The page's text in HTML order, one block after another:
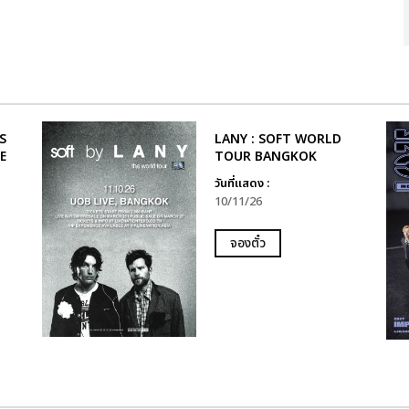
LANY : SOFT WORLD
TOUR BANGKOK
วันที่แสดง :
10/11/26
จองตั๋ว